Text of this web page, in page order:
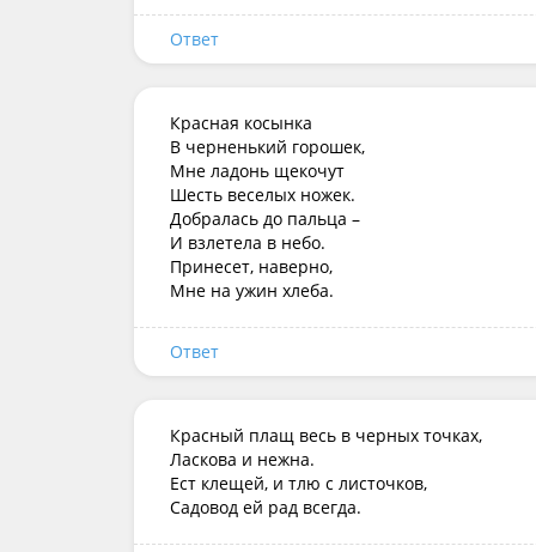
Ответ
Красная косынка
В черненький горошек,
Мне ладонь щекочут
Шесть веселых ножек.
Добралась до пальца –
И взлетела в небо.
Принесет, наверно,
Мне на ужин хлеба.
Ответ
Красный плащ весь в черных точках,
Ласкова и нежна.
Ест клещей, и тлю с листочков,
Садовод ей рад всегда.